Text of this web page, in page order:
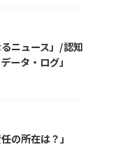
ニュース」/認知
ータ・ログ」
の所在は？」